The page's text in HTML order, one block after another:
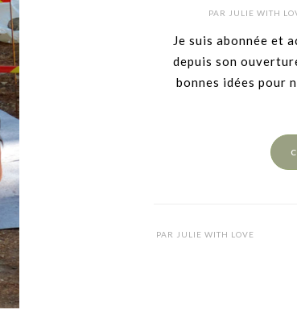
PAR JULIE WITH
Je suis abonnée et
depuis son
bonnes idées pour
PAR JULIE WITH LOVE